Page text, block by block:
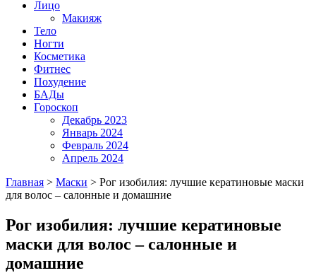
Лицо
Макияж
Тело
Ногти
Косметика
Фитнес
Похудение
БАДы
Гороскоп
Декабрь 2023
Январь 2024
Февраль 2024
Апрель 2024
Главная > Маски > Рог изобилия: лучшие кератиновые маски
для волос – салонные и домашние
Рог изобилия: лучшие кератиновые
маски для волос – салонные и
домашние